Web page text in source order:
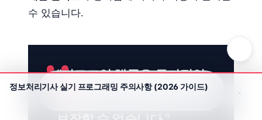
수 있습니다.
“비트코인 채굴은투기적인
성격
이 강하며, 수익
정보처리기사 실기 프로그래밍 주의사항 (2026 가이드)